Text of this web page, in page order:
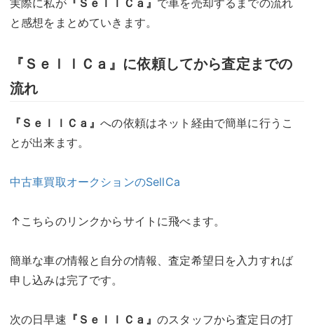
実際に私が『ＳｅｌｌＣａ』 で車を売却するまでの流れ
と感想をまとめていきます。
『ＳｅｌｌＣａ』に依頼してから査定までの
流れ
『ＳｅｌｌＣａ』への依頼はネット経由で簡単に行うこ
とが出来ます。
中古車買取オークションのSellCa
↑こちらのリンクからサイトに飛べます。
簡単な車の情報と自分の情報、査定希望日を入力すれば
申し込みは完了です。
次の日早速 『ＳｅｌｌＣａ』のスタッフから査定日の打